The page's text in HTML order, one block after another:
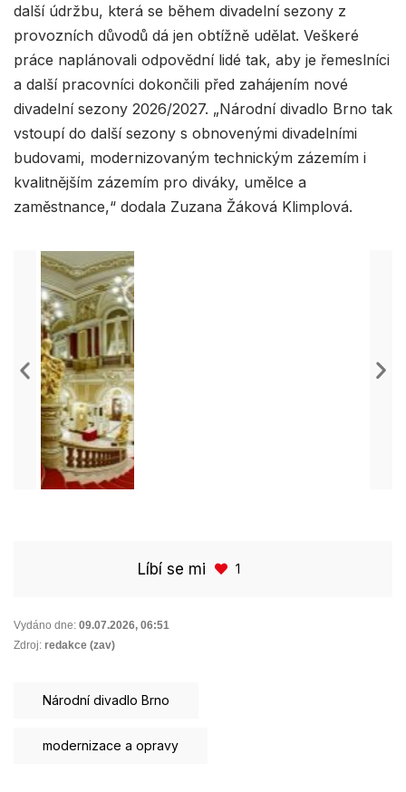
další údržbu, která se během divadelní sezony z
provozních důvodů dá jen obtížně udělat. Veškeré
práce naplánovali odpovědní lidé tak, aby je řemeslníci
a další pracovníci dokončili před zahájením nové
divadelní sezony 2026/2027. „Národní divadlo Brno tak
vstoupí do další sezony s obnovenými divadelními
budovami, modernizovaným technickým zázemím i
kvalitnějším zázemím pro diváky, umělce a
zaměstnance,“ dodala Zuzana Žáková Klimplová.
Líbí se mi 1
Vydáno dne: 09.07.2026, 06:51
Zdroj: redakce (zav)
Národní divadlo Brno
modernizace a opravy